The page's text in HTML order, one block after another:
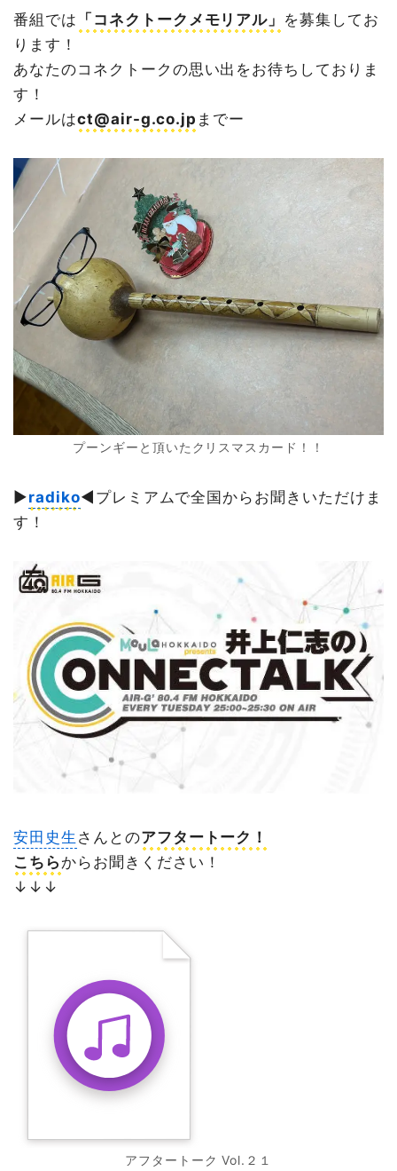
番組では 「コネクトークメモリアル」 を募集してお
ります！
あなたのコネクトークの思い出をお待ちしておりま
す！
メールはct@air-g.co.jp までー
プーンギーと頂いたクリスマスカード！！
▶︎radiko◀︎プレミアムで全国からお聞きいただけま
す！
安田史生 さんとのアフタートーク！
こちら からお聞きください！
↓↓↓
アフタートーク Vol.２１